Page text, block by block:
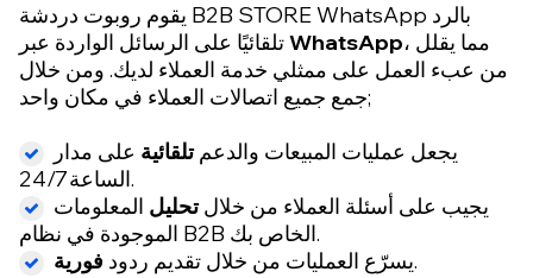
يقوم روبوت دردشة B2B STORE WhatsApp بالرد
WhatsApp، مما يقلل
من عبء العمل على ممثلي خدمة العملاء لديك. ومن خلال
جمع جميع اتصالات العملاء في مكان واحد;
يجعل عمليات المبيعات والدعمتلقائية على مدار
الساعة 24/7.
يجيب على أسئلة العملاء من خلالتحليل المعلومات
الموجودة في نظام B2B الخاص بك.
يسرّع العمليات من خلال تقديم ردود فورية
.